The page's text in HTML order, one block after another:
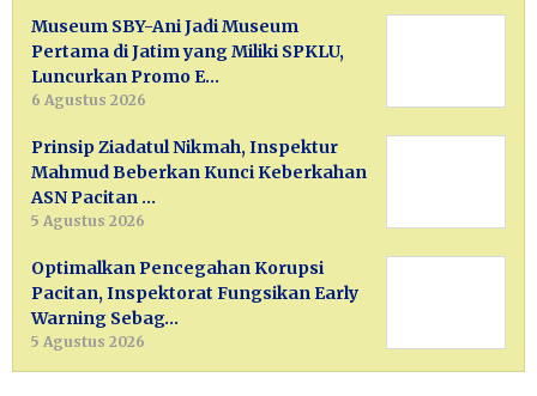
Museum SBY-Ani Jadi Museum
Pertama di Jatim yang Miliki SPKLU,
Luncurkan Promo E…
6 Agustus 2026
Prinsip Ziadatul Nikmah, Inspektur
Mahmud Beberkan Kunci Keberkahan
ASN Pacitan …
5 Agustus 2026
Optimalkan Pencegahan Korupsi
Pacitan, Inspektorat Fungsikan Early
Warning Sebag…
5 Agustus 2026